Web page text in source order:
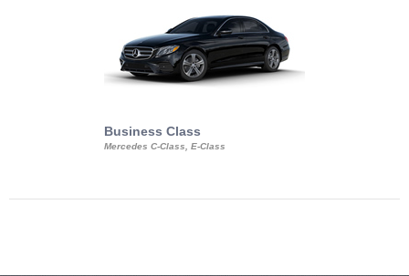
Business Class
Mercedes C-Class, E-Class